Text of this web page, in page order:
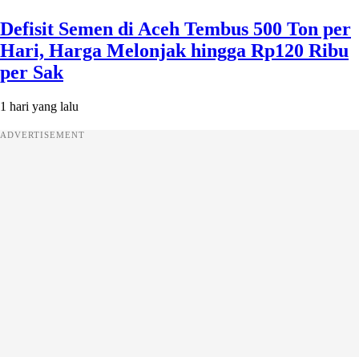
Defisit Semen di Aceh Tembus 500 Ton per
Hari, Harga Melonjak hingga Rp120 Ribu
per Sak
1 hari yang lalu
ADVERTISEMENT